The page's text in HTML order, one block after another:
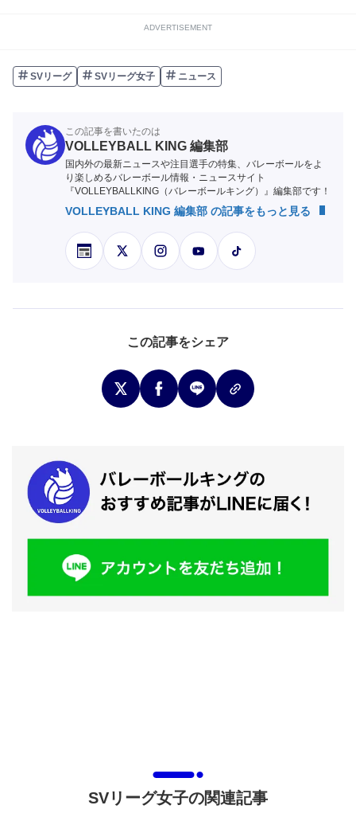
ADVERTISEMENT
SVリーグ SVリーグ女子 ニュース
この記事を書いたのは
VOLLEYBALL KING 編集部
国内外の最新ニュースや注目選手の特集、バレーボールをよ
り楽しめるバレーボール情報・ニュースサイト
『VOLLEYBALLKING（バレーボールキング）』編集部です！
VOLLEYBALL KING 編集部 の記事をもっと見る
この記事をシェア
SVリーグ女子の関連記事